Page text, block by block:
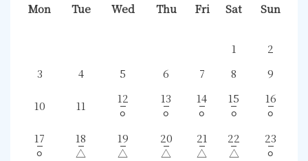
Mon Tue Wed Thu Fri Sat Sun
1
2
3
4 5 6 7 8 9
10 11
12
⚪︎
13
⚪︎
14
⚪︎
15
⚪︎
16
⚪︎
17
⚪︎
18
△
19
△
20
△
21
△
22
△
23
⚪︎